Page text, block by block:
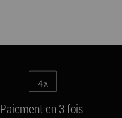
Paiement en 3 fois